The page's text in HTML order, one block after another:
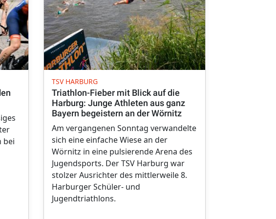
bei
TSV HARBURG
Triathlon-Fieber mit Blick auf die
Harburg: Junge Athleten aus ganz
Bayern begeistern an der Wörnitz
Am vergangenen Sonntag verwandelte
sich eine einfache Wiese an der
Wörnitz in eine pulsierende Arena des
Jugendsports. Der TSV Harburg war
stolzer Ausrichter des mittlerweile 8.
Harburger Schüler- und
Jugendtriathlons.